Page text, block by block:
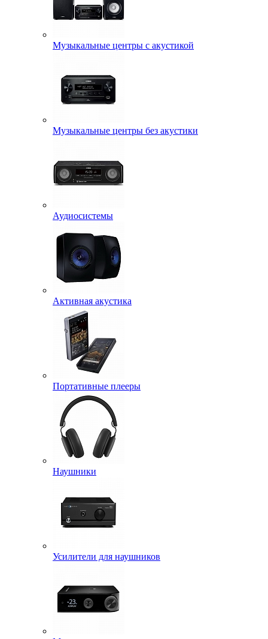
Музыкальные центры с акустикой
Музыкальные центры без акустики
Аудиосистемы
Активная акустика
Портативные плееры
Наушники
Усилители для наушников